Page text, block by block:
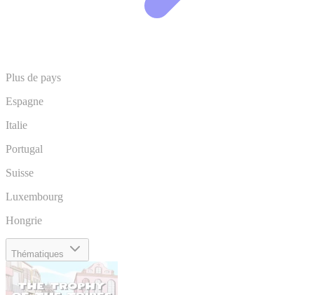
Plus de pays
Espagne
Italie
Portugal
Suisse
Luxembourg
Hongrie
Thématiques